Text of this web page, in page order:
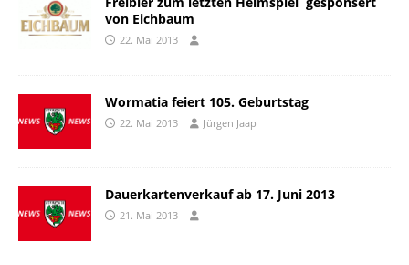
von Eichbaum
22. Mai 2013
Wormatia feiert 105. Geburtstag
22. Mai 2013 Jürgen Jaap
Dauerkartenverkauf ab 17. Juni 2013
21. Mai 2013